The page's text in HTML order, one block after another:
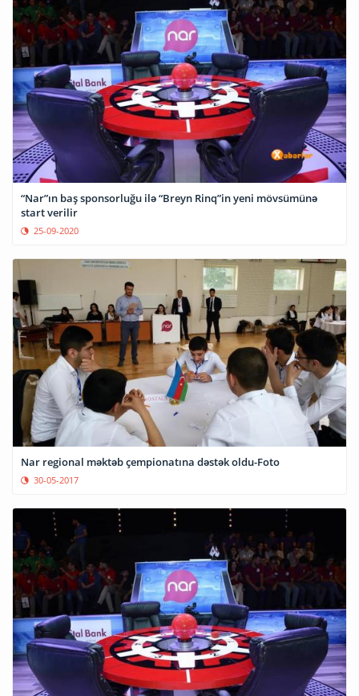
“Nar”ın baş sponsorluğu ilə “Breyn Rinq”in yeni mövsümünə
start verilir
25-09-2020
Nar regional məktəb çempionatına dəstək oldu-Foto
30-05-2017